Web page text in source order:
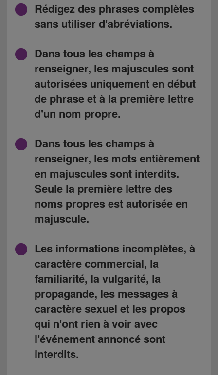
Rédigez des phrases complètes
sans utiliser d'abréviations.
Dans tous les champs à
renseigner, les majuscules sont
autorisées uniquement en début
de phrase et à la première lettre
d'un nom propre.
Dans tous les champs à
renseigner, les mots entièrement
en majuscules sont interdits.
Seule la première lettre des
noms propres est autorisée en
majuscule.
Les informations incomplètes, à
caractère commercial, la
familiarité, la vulgarité, la
propagande, les messages à
caractère sexuel et les propos
qui n'ont rien à voir avec
l'événement annoncé sont
interdits.